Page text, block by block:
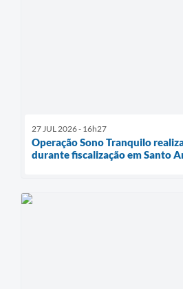
27 JUL 2026 - 16h27
Operação Sono Tranquilo
durante fiscalização em Santo